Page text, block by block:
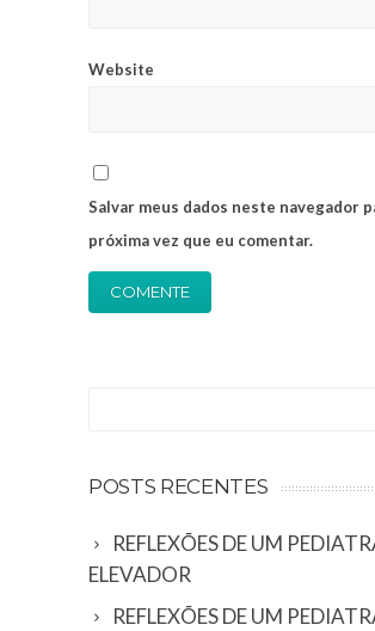
Website
Salvar meus dados neste navegador
próxima vez que eu comentar.
POSTS RECENTES
REFLEXÕES DE UM
ELEVADOR
REFLEXÕES DE UM